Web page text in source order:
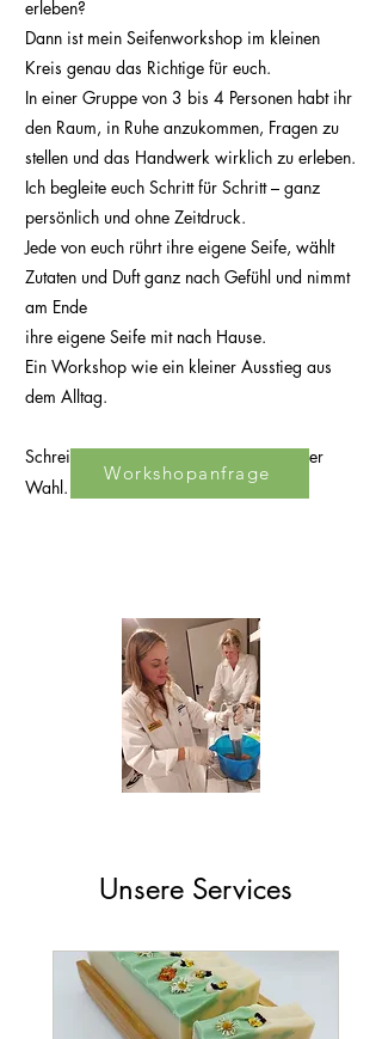
erleben?
Dann ist mein Seifenworkshop im kleinen
Kreis genau das Richtige für euch.
In einer Gruppe von 3 bis 4 Personen habt ihr
den Raum, in Ruhe anzukommen, Fragen zu
stellen und das Handwerk wirklich zu erleben.
Ich begleite euch Schritt für Schritt – ganz
persönlich und ohne Zeitdruck.
Jede von euch rührt ihre eigene Seife, wählt
Zutaten und Duft ganz nach Gefühl und nimmt
am Ende
ihre eigene Seife mit nach Hause.
Ein Workshop wie ein kleiner Ausstieg aus
dem Alltag.
Schreib mir gerne für einen Termin deiner
Wahl.
Workshopanfrage
Unsere Services